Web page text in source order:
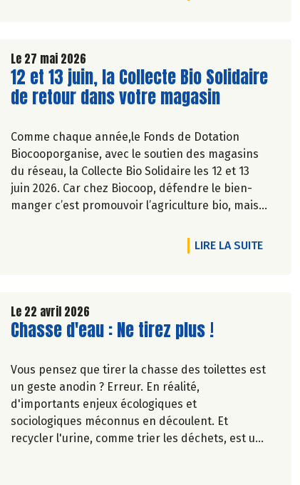
CULTURE BIO : DÉCOUVREZ LE NUMÉRO 140 !
Le 27 mai 2026
Lire la suite de l'article
12 et 13 juin, la Collecte Bio Solidaire
de retour dans votre magasin
Comme chaque année,le Fonds de Dotation
Biocooporganise, avec le soutien des magasins
du réseau, la Collecte Bio Solidaire les 12 et 13
juin 2026. Car chez Biocoop, défendre le bien-
manger c’est promouvoir l’agriculture bio, mais
LIRE LA SUITEDE
Le 22 avril 2026
Lire la suite de l'article
Chasse d'eau : Ne tirez plus !
Vous pensez que tirer la chasse des toilettes est
un geste anodin ? Erreur. En réalité,
d'importants enjeux écologiques et
sociologiques méconnus en découlent. Et
recycler l'urine, comme trier les déchets, est une